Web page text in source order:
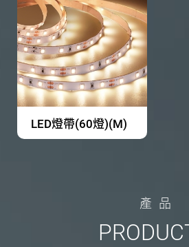
LED燈帶(60燈)(M)
產 品
PRODUC